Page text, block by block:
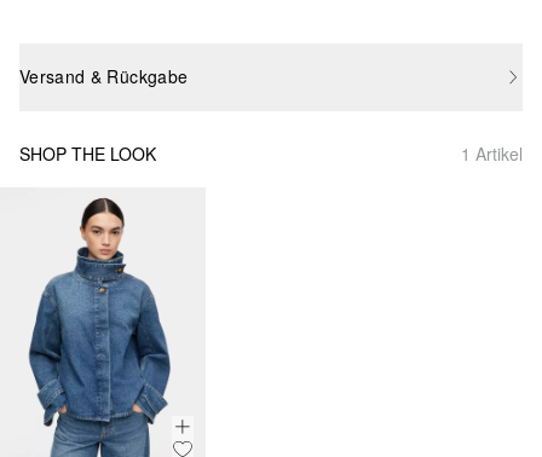
Versand & Rückgabe
SHOP THE LOOK 1 Artikel